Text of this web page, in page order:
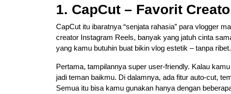
1. CapCut – Favorit
CapCut itu ibaratnya “senjata rahasia” para vlogger
creator Instagram Reels, banyak yang jatuh cinta
yang kamu butuhin buat bikin vlog estetik – tanpa ribet.
Pertama, tampilannya super user-friendly. Kalau
jadi teman baikmu. Di dalamnya, ada fitur auto-cut,
Semua itu bisa kamu gunakan hanya dengan